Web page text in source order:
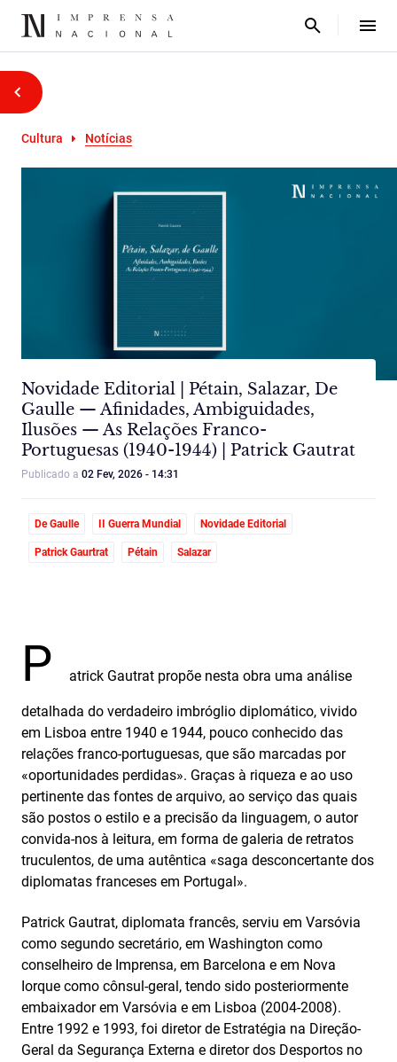
Cultura Notícias
Novidade Editorial | Pétain, Salazar, De
Gaulle — Afinidades, Ambiguidades,
Ilusões — As Relações Franco-
Portuguesas (1940-1944) | Patrick Gautrat
Publicado a 02 Fev, 2026 - 14:31
De Gaulle II Guerra Mundial Novidade Editorial
Patrick Gaurtrat Pétain Salazar
P atrick Gautrat propõe nesta obra uma análise
detalhada do verdadeiro imbróglio diplomático, vivido
em Lisboa entre 1940 e 1944, pouco conhecido das
relações franco‑portuguesas, que são marcadas por
«oportunidades perdidas». Graças à riqueza e ao uso
pertinente das fontes de arquivo, ao serviço das quais
são postos o estilo e a precisão da linguagem, o autor
convida-nos à leitura, em forma de galeria de retratos
truculentos, de uma autêntica «saga desconcertante dos
diplomatas franceses em Portugal».
Patrick Gautrat, diplomata francês, serviu em Varsóvia
como segundo secretário, em Washington como
conselheiro de Imprensa, em Barcelona e em Nova
Iorque como cônsul-geral, tendo sido posteriormente
embaixador em Varsóvia e em Lisboa (2004‑2008).
Entre 1992 e 1993, foi diretor de Estratégia na Direção-
Geral da Segurança Externa e diretor dos Desportos no